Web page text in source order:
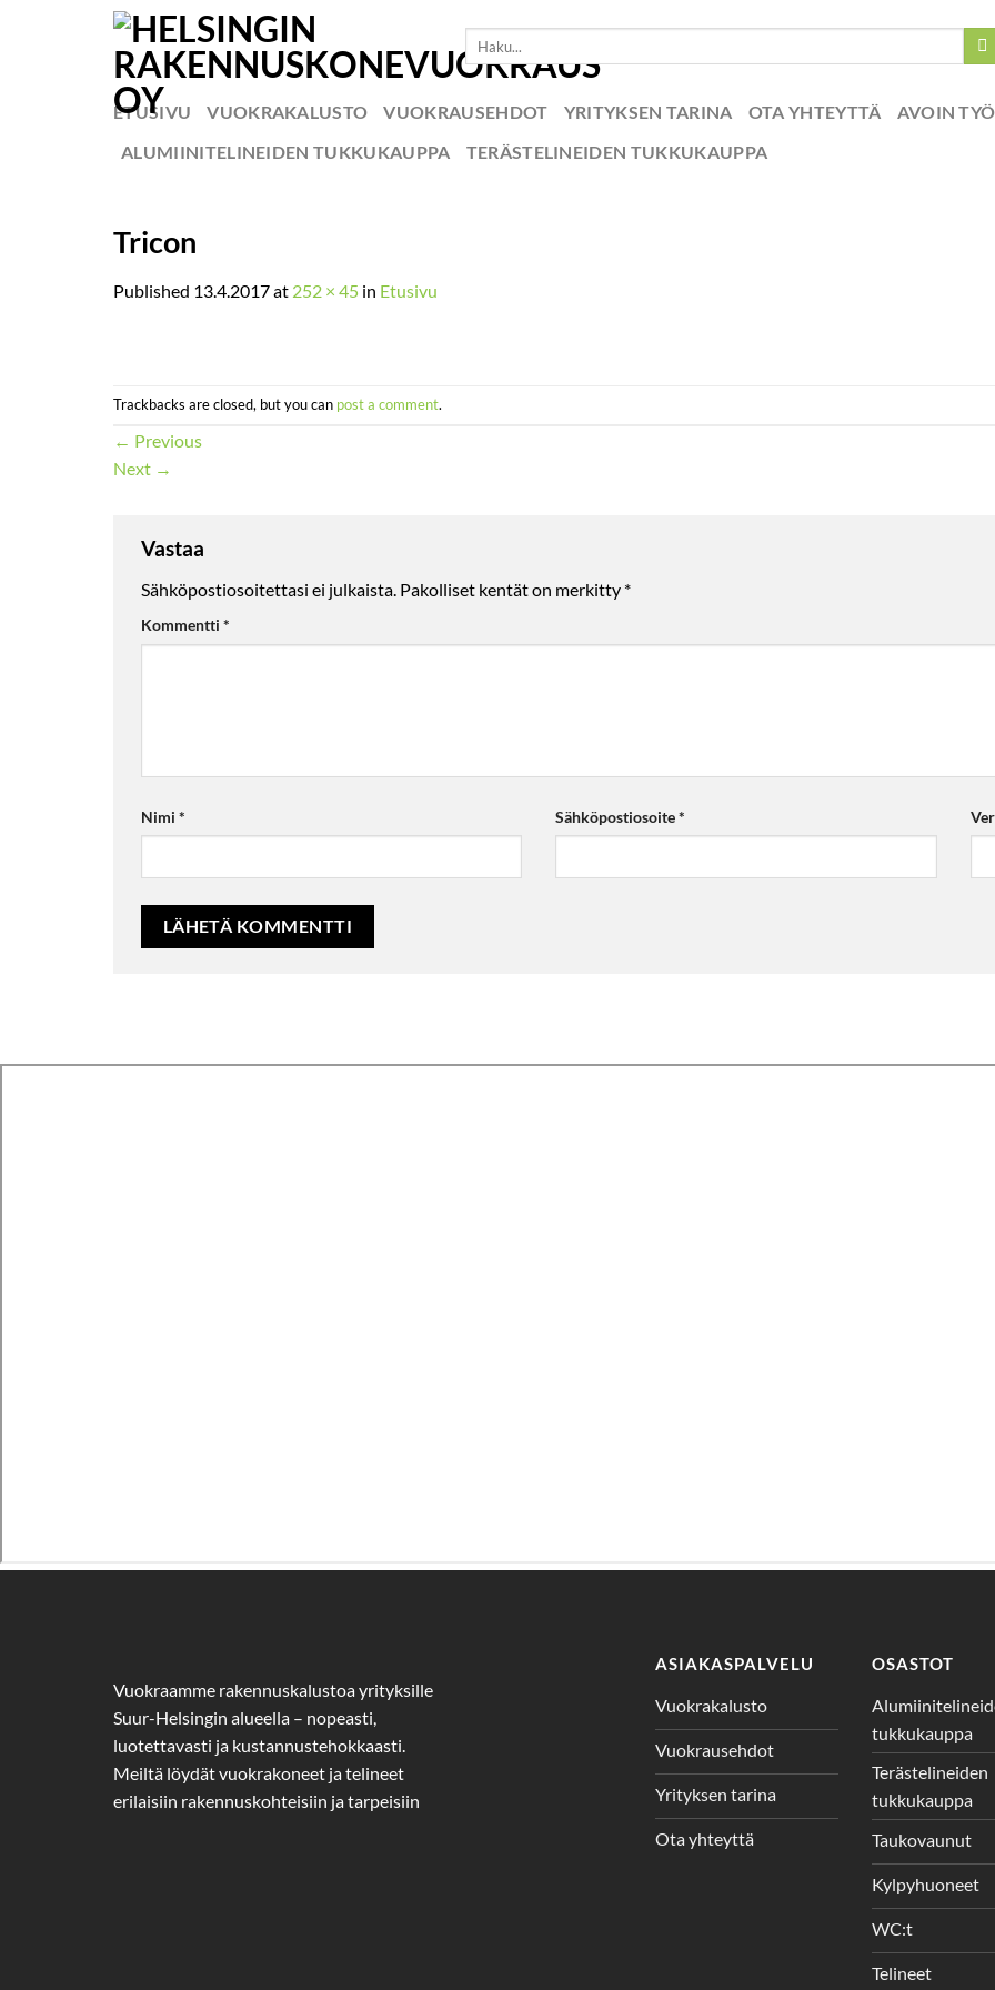
ETUSIVU VUOKRAKALUSTO VUOKRAUSEHDOT YRITYKSEN TARINA OTA YHTEYTTÄ
AVOIN
ALUMIINITELINEIDEN TUKKUKAUPPA
TERÄSTELINEIDEN TUKKUKAUPPA
Tricon
Published 13.4.2017at 252 × 45 in Etusivu
Trackbacks are closed, but you can post a comment.
← Previous
Next →
Vastaa
Sähköpostiosoitettasi ei julkaista. Pakolliset kentät on merkitty *
Kommentti *
Nimi * Sähköpostiosoite*
Vuokraamme rakennuskalustoa yrityksille
Suur-Helsingin alueella – nopeasti,
luotettavasti ja kustannustehokkaasti.
Meiltä löydät vuokrakoneet ja telineet
erilaisiin rakennuskohteisiin ja tarpeisiin
ASIAKASPALVELU
Vuokrakalusto
Vuokrausehdot
Yrityksen tarina
Ota yhteyttä
OSASTOT
tukkukauppa
Terästelineiden
tukkukauppa
Taukovaunut
Kylpyhuoneet
WC:t
Telineet